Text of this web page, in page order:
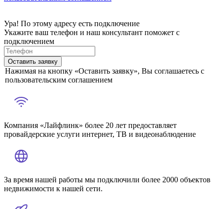
Ура! По этому адресу есть подключение
Укажите ваш телефон и наш консультант поможет с
подключением
Оставить заявку
Нажимая на кнопку «Оставить заявку», Вы соглашаетесь с
пользовательским соглашением
Компания «Лайфлинк» более 20 лет предоставляет
провайдерские услуги интернет, ТВ и видеонаблюдение
За время нашей работы мы подключили более 2000 объектов
недвижимости к нашей сети.